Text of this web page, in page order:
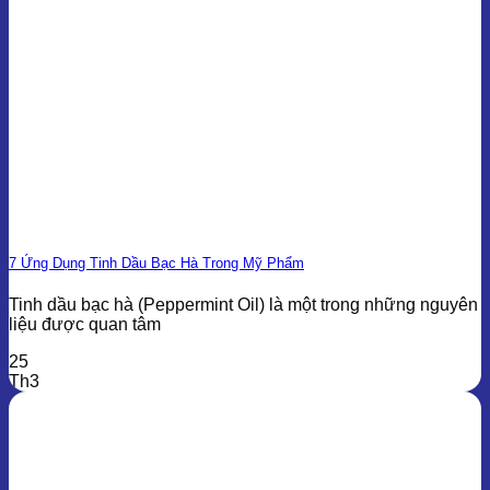
7 Ứng Dụng Tinh Dầu Bạc Hà Trong Mỹ Phẩm
Tinh dầu bạc hà (Peppermint Oil) là một trong những nguyên
liệu được quan tâm
25
Th3